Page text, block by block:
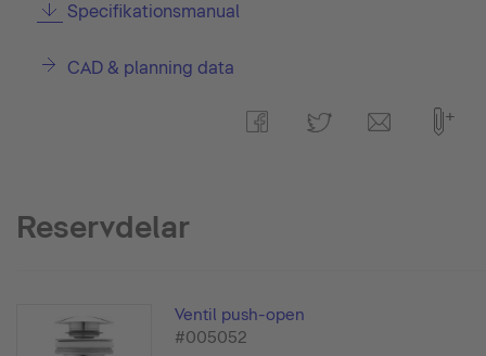
Specifikationsmanual
CAD & planning data
Reservdelar
Ventil push-open
#005052